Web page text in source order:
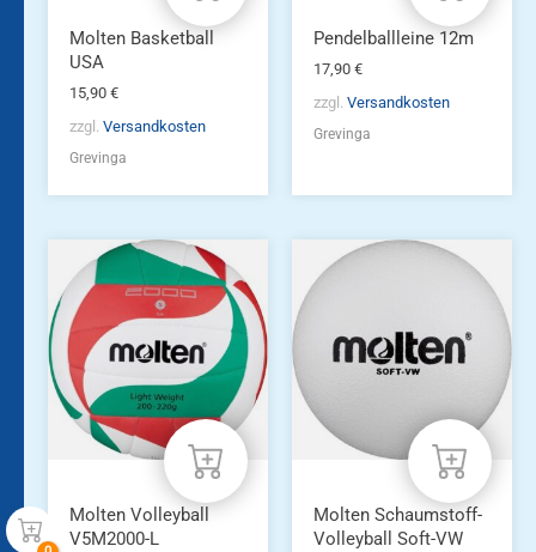
Molten Basketball
USA
15,90 €
zzgl. Versandkosten
Grevinga
Pendelballleine 12m
17,90 €
zzgl. Versandkosten
Grevinga
Molten Volleyball
V5M2000-L
Molten Schaumstoff-
Volleyball Soft-VW